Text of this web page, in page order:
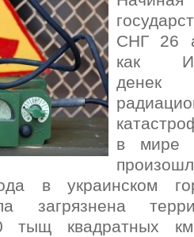
СНГ 26
как
денек
в мире
в украинском
загрязнена
тыщ квадратных